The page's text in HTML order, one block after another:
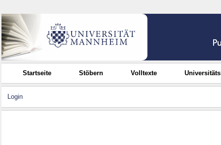
Startseite Stöbern Volltexte
Login